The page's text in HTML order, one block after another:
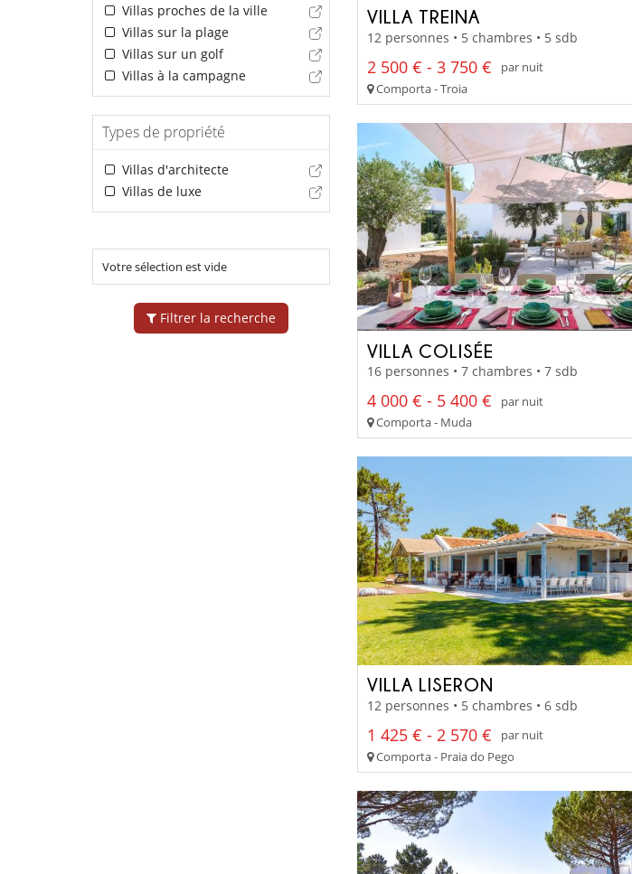
Villas proches de la ville
Villas sur la plage
Villas sur un golf
Villas à la campagne
Types de propriété
Villas d'architecte
Villas de luxe
Votre sélection est vide
Filtrer la recherche
VILLA TREINA
12 personnes • 5 chambres • 5 sdb
2 500 € - 3 750 €
par nuit
Comporta - Troia
VILLA COLISÉE
16 personnes • 7 chambres • 7 sdb
4 000 € - 5 400 €
par nuit
Comporta - Muda
VILLA LISERON
12 personnes • 5 chambres • 6 sdb
1 425 € - 2 570 €
par nuit
Comporta - Praia do Pego